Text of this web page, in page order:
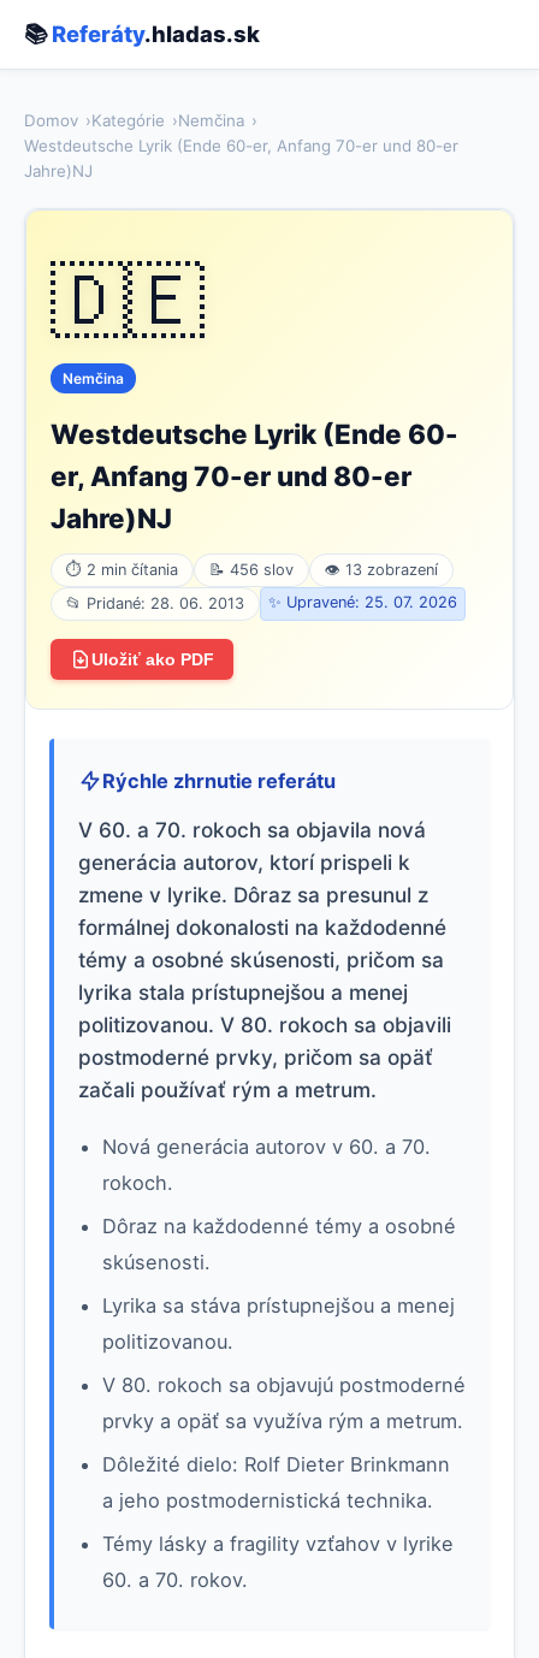
📚Referáty.hladas.sk
Domov Kategórie
Nemčina
Westdeutsche Lyrik (Ende 60-er, Anfang 70-er und 80-er
Jahre)NJ
🇩🇪
Nemčina
Westdeutsche Lyrik (Ende 60-
er, Anfang 70-er und 80-er
Jahre)NJ
⏱ 2 min čítania 📝 456 slov
👁 13 zobrazení
📂 Pridané: 28. 06. 2013
✨ Upravené: 25. 07. 2026
Uložiť ako PDF
Rýchle zhrnutie referátu
V 60. a 70. rokoch sa objavila nová
generácia autorov, ktorí prispeli k
zmene v lyrike. Dôraz sa presunul z
formálnej dokonalosti na každodenné
témy a osobné skúsenosti, pričom sa
lyrika stala prístupnejšou a menej
politizovanou. V 80. rokoch sa objavili
postmoderné prvky, pričom sa opäť
začali používať rým a metrum.
Nová generácia autorov v 60. a 70.
rokoch.
Dôraz na každodenné témy a osobné
skúsenosti.
Lyrika sa stáva prístupnejšou a menej
politizovanou.
V 80. rokoch sa objavujú postmoderné
prvky a opäť sa využíva rým a metrum.
Dôležité dielo: Rolf Dieter Brinkmann
a jeho postmodernistická technika.
Témy lásky a fragility vzťahov v lyrike
60. a 70. rokov.